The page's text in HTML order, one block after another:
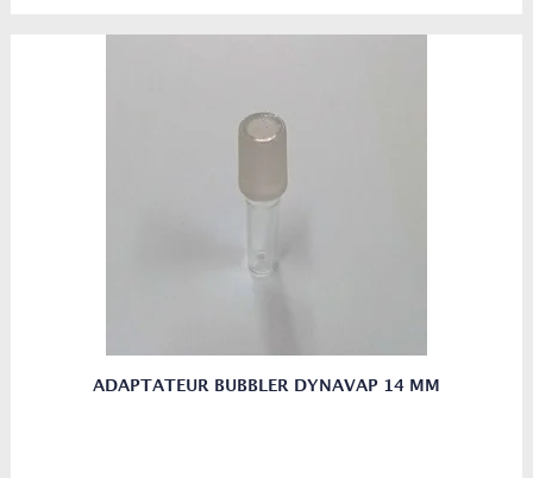
ADAPTATEUR BUBBLER DYNAVAP 14 MM